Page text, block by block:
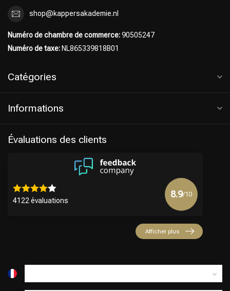
shop@kappersakademie.nl
Numéro de chambre de commerce:90505247
Numéro de taxe: NL865339818B01
Catégories
Informations
Évaluations des clients
4122 évaluations
8.9/10
Afficher plus